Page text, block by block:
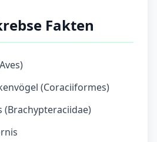
Fakten
(Coraciiformes)
(Brachypteraciidae)